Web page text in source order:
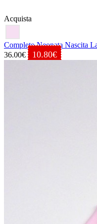
Acquista
Completo Neonata Nascita
36.00€
10.80€